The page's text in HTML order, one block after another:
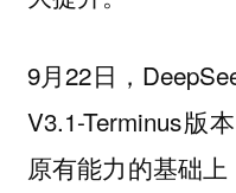
9月22日，
V3.1-Terminus版
原有能力的基础